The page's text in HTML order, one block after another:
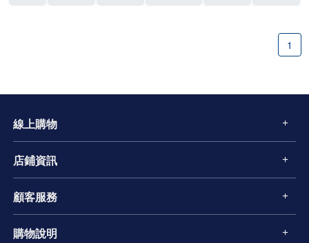
1
線上購物
店鋪資訊
顧客服務
購物說明